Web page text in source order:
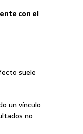
con el
suele
un vínculo
no